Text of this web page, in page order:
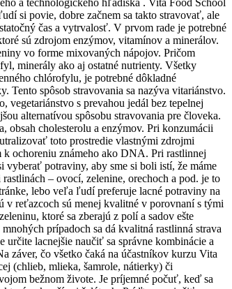
a technologického hľadiska . Vita Food School
si povie, dobre začnem sa takto stravovať, ale
čas a vytrvalosť. V prvom rade je potrebné
sú zdrojom enzýmov, vitamínov a minerálov.
vo forme mixovaných nápojov. Pričom
minerály ako aj ostatné nutrienty. Všetky
chlórofylu, je potrebné dôkladné
spôsob stravovania sa nazýva vitariánstvo.
vegetariánstvo s prevahou jedál bez tepelnej
alternatívou spôsobu stravovania pre človeka.
cholesterolu a enzýmov. Pri konzumácii
toto prostredie vlastnými zdrojmi
ochoreniu známeho ako DNA. Pri rastlinnej
vyberať potraviny, aby sme si boli istí, že máme
– ovocí, zelenine, orechoch a pod. je to
lebo veľa ľudí preferuje lacné potraviny na
v reťazcoch sú menej kvalitné v porovnaní s tými
ktoré sa zberajú z polí a sadov ešte
prípadoch sa dá kvalitná rastlinná strava
lacnejšie naučiť sa správne kombinácie a
záver, čo všetko čaká na účastníkov kurzu Vita
(chlieb, mlieka, šamrole, nátierky) či
bežnom živote. Je príjemné počuť, keď sa